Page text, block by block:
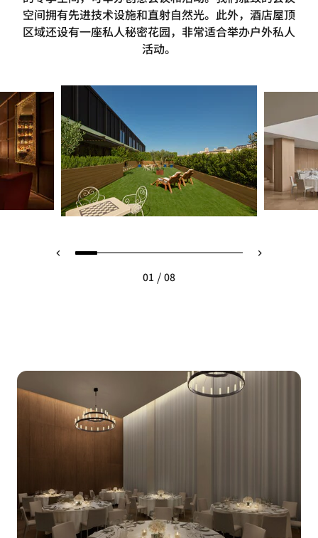
空间拥有先进技术设施和直射自然光。此外，酒店屋顶
区域还设有一座私人秘密花园，非常适合举办户外私人
活动。
01 / 08